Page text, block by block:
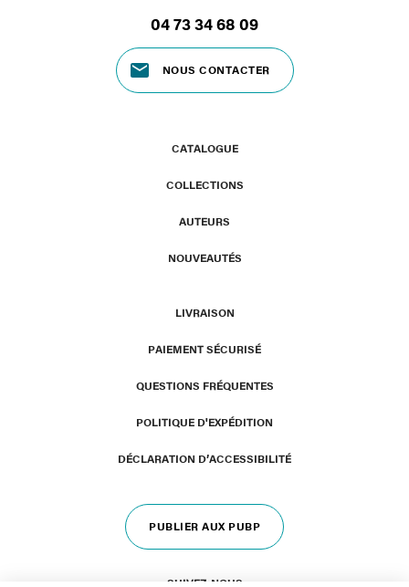
04 73 34 68 09
NOUS CONTACTER
CATALOGUE
COLLECTIONS
AUTEURS
NOUVEAUTÉS
LIVRAISON
PAIEMENT SÉCURISÉ
QUESTIONS FRÉQUENTES
POLITIQUE D'EXPÉDITION
DÉCLARATION D’ACCESSIBILITÉ
PUBLIER AUX PUBP
SUIVEZ-NOUS